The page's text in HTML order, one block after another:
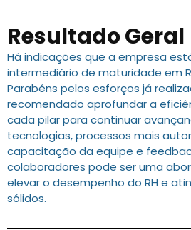
Resultado Geral
Há indicações que a empresa
intermediário de maturidade em
Parabéns pelos esforços já
recomendado aprofundar a
cada pilar para continuar
tecnologias, processos mais
capacitação da equipe e
colaboradores pode ser uma
elevar o desempenho do RH e
sólidos.